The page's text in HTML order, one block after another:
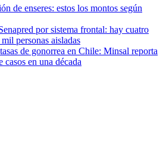
de enseres: estos los montos según
por sistema frontal: hay cuatro
personas aisladas
de gonorrea en Chile: Minsal reporta
en una década